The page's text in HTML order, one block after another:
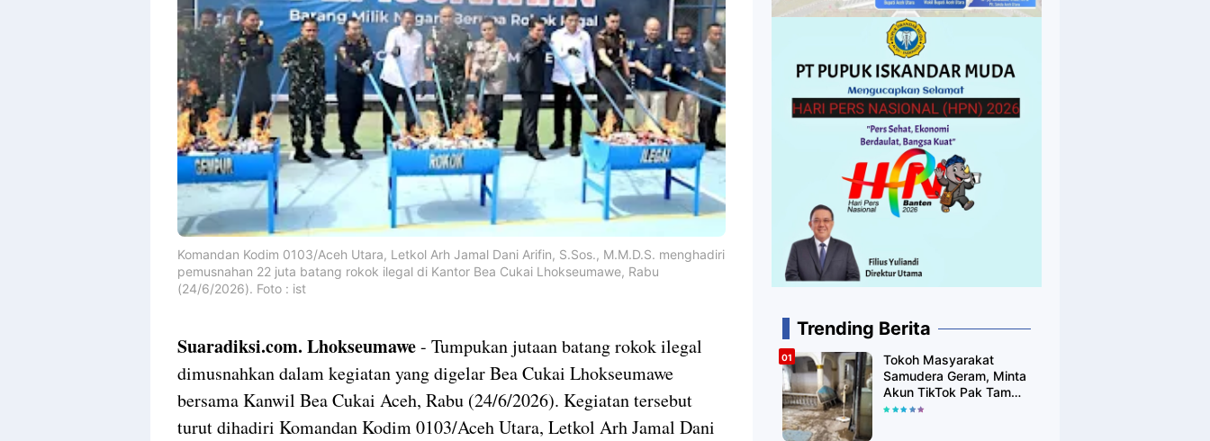
Komandan Kodim 0103/Aceh Utara, Letkol Arh Jamal Dani Arifin, S.Sos., M.M.D.S. menghadiri
pemusnahan 22 juta batang rokok ilegal di Kantor Bea Cukai Lhokseumawe, Rabu
(24/6/2026). Foto : ist
Suaradiksi.com. Lhokseumawe- Tumpukan jutaan batang rokok ilegal
dimusnahkan dalam kegiatan yang digelar Bea Cukai Lhokseumawe
bersama Kanwil Bea Cukai Aceh, Rabu (24/6/2026). Kegiatan tersebut
turut dihadiri Komandan Kodim 0103/Aceh Utara, Letkol Arh Jamal Dani
Trending Berita
Tokoh Masyarakat
Samudera Geram, Minta
Akun TikTok Pak Tam
Tak Tebar Harapan